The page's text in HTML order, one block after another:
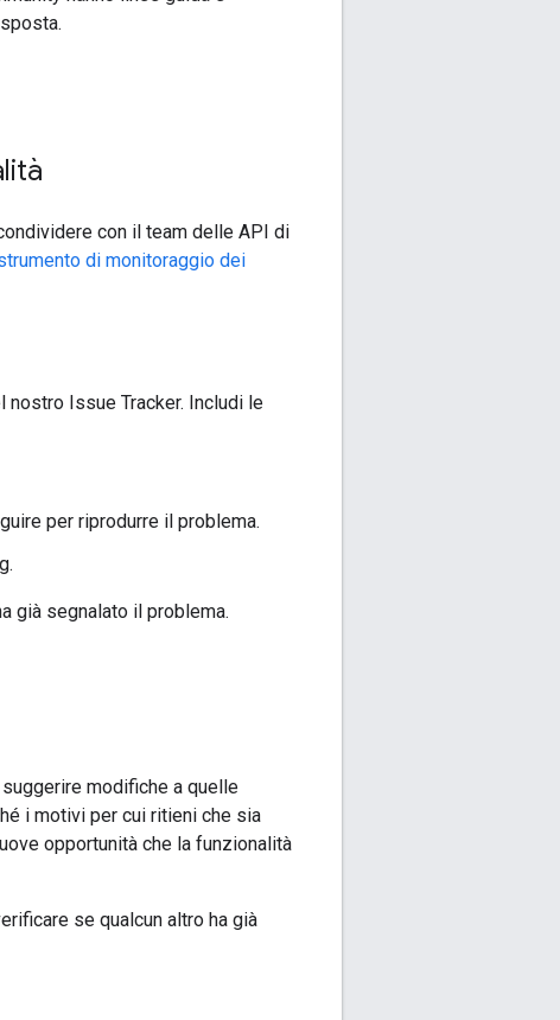
con il team delle API di
di monitoraggio dei
nostro Issue Tracker. Includi le
per riprodurre il problema.
già segnalato il problema.
modifiche a quelle
i motivi per cui ritieni che sia
opportunità che la funzionalità
se qualcun altro ha già